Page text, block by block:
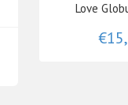
Love